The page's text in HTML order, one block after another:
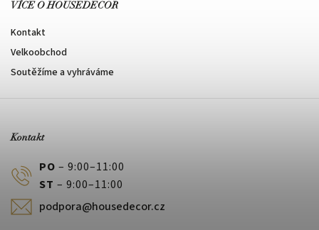
VÍCE O HOUSEDECOR
Kontakt
Velkoobchod
Soutěžíme a vyhráváme
Kontakt
PO – 9:00–11:00
ST – 9:00–11:00
podpora@housedecor.cz